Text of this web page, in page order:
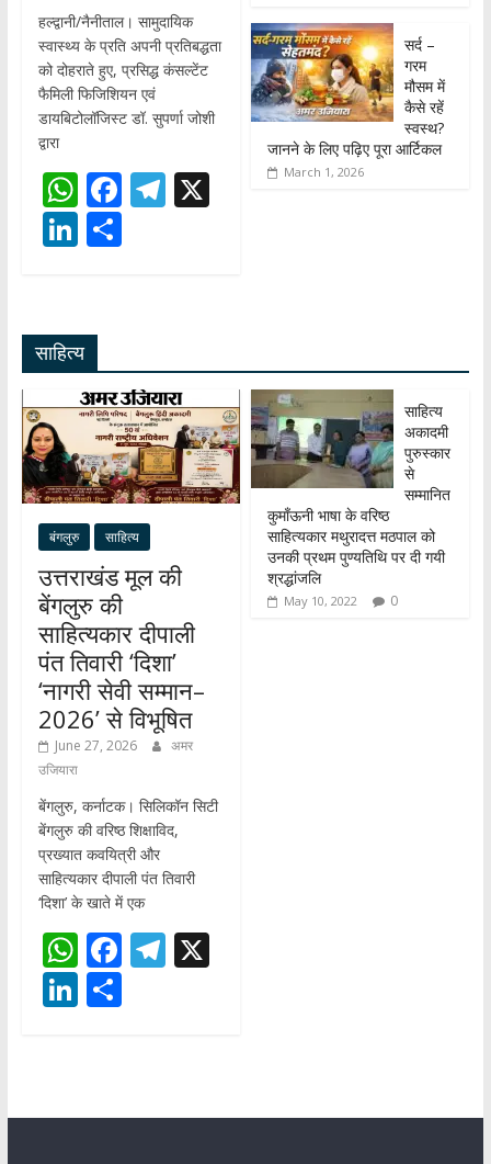
हल्द्वानी/नैनीताल। सामुदायिक
स्वास्थ्य के प्रति अपनी प्रतिबद्धता
को दोहराते हुए, प्रसिद्ध कंसल्टेंट
फैमिली फिजिशियन एवं
डायबिटोलॉजिस्ट डॉ. सुपर्णा जोशी
द्वारा
W
h
at
A
p
p
F
ac
e
o
k
T
m
X
Li
e
dI
n
S
सर्द –
गरम
मौसम में
कैसे रहें
स्वस्थ?
जानने के लिए पढ़िए पूरा आर्टिकल
March 1, 2026
साहित्य
बंगलुरु साहित्य
उत्तराखंड मूल की
बेंगलुरु की
साहित्यकार दीपाली
पंत तिवारी ‘दिशा’
‘नागरी सेवी सम्मान–
2026’ से विभूषित
June 27, 2026
अमर
उजियारा
बेंगलुरु, कर्नाटक। सिलिकॉन सिटी
बेंगलुरु की वरिष्ठ शिक्षाविद,
प्रख्यात कवयित्री और
साहित्यकार दीपाली पंत तिवारी
‘दिशा’ के खाते में एक
W
h
at
p
F
ac
e
o
T
m
X
Li
dI
S
साहित्य
अकादमी
पुरुस्कार
से
सम्मानित
कुमाँऊनी भाषा के वरिष्ठ
साहित्यकार मथुरादत्त मठपाल को
उनकी प्रथम पुण्यतिथि पर दी गयी
श्रद्धांजलि
May 10, 2022 0